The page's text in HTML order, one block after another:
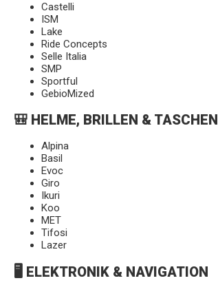
Castelli
ISM
Lake
Ride Concepts
Selle Italia
SMP
Sportful
GebioMized
🎒 HELME, BRILLEN & TASCHEN
Alpina
Basil
Evoc
Giro
Ikuri
Koo
MET
Tifosi
Lazer
🖥️ ELEKTRONIK & NAVIGATION